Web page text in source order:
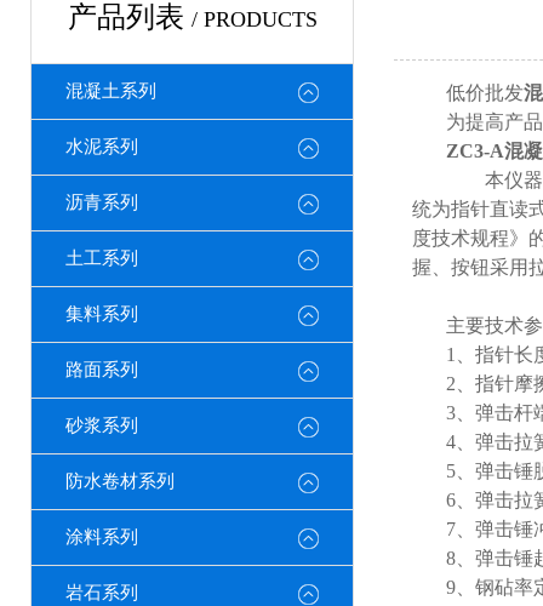
产品列表 / PRODUCTS
混凝土系列
水泥系列
沥青系列
土工系列
集料系列
路面系列
砂浆系列
防水卷材系列
涂料系列
岩石系列
低价批发
为提高产
ZC3-A混
本仪器
统为指针直读
度技术规程》
握、按钮采用
主要技术
1
、指针长
2 、指针摩
3 、弹击
4 、弹击
5 、弹击
6 、弹击
7 、弹击
8 、弹击
9 、钢砧率